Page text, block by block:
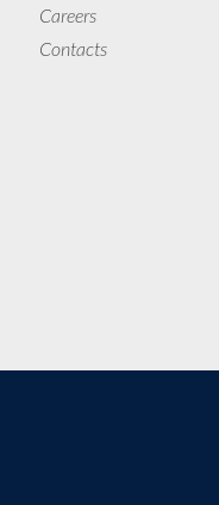
Careers
Contacts